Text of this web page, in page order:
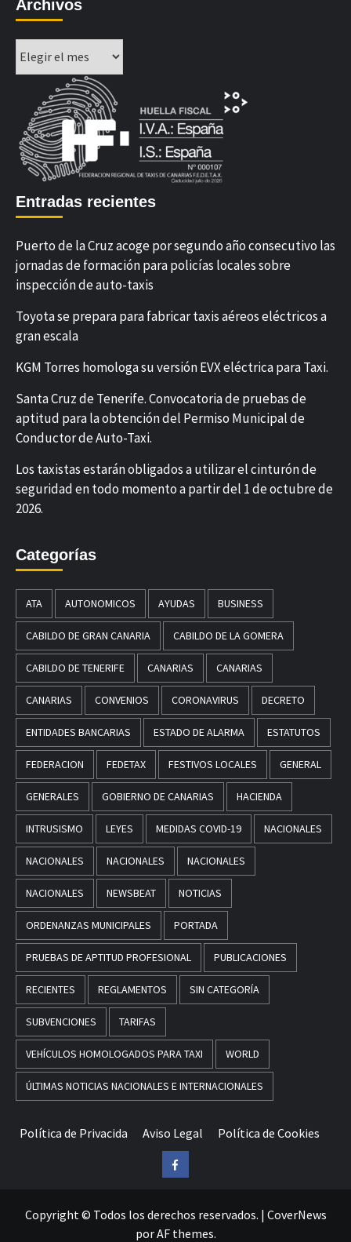
Archivos
Entradas recientes
Puerto de la Cruz acoge por segundo año consecutivo las
jornadas de formación para policías locales sobre
inspección de auto-taxis
Toyota se prepara para fabricar taxis aéreos eléctricos a
gran escala
KGM Torres homologa su versión EVX eléctrica para Taxi.
Santa Cruz de Tenerife. Convocatoria de pruebas de
aptitud para la obtención del Permiso Municipal de
Conductor de Auto-Taxi.
Los taxistas estarán obligados a utilizar el cinturón de
seguridad en todo momento a partir del 1 de octubre de
2026.
Categorías
ATA AUTONOMICOS AYUDAS BUSINESS
CABILDO DE GRAN CANARIA CABILDO DE LA GOMERA
CABILDO DE TENERIFE CANARIAS CANARIAS
CANARIAS CONVENIOS CORONAVIRUS DECRETO
ENTIDADES BANCARIAS ESTADO DE ALARMA ESTATUTOS
FEDERACION FEDETAX FESTIVOS LOCALES GENERAL
GENERALES GOBIERNO DE CANARIAS HACIENDA
INTRUSISMO LEYES MEDIDAS COVID-19 NACIONALES
NACIONALES NACIONALES NACIONALES
NACIONALES NEWSBEAT NOTICIAS
ORDENANZAS MUNICIPALES PORTADA
PRUEBAS DE APTITUD PROFESIONAL PUBLICACIONES
RECIENTES REGLAMENTOS SIN CATEGORÍA
SUBVENCIONES TARIFAS
VEHÍCULOS HOMOLOGADOS PARA TAXI WORLD
ÚLTIMAS NOTICIAS NACIONALES E INTERNACIONALES
Política de Privacida Aviso Legal Política de Cookies
Facebook
Copyright © Todos los derechos reservados. | CoverNews
por AF themes.